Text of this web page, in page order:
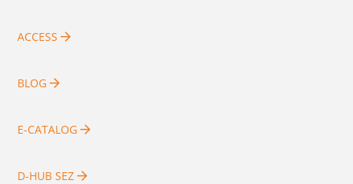
ACCESS
BLOG
E-CATALOG
D-HUB SEZ